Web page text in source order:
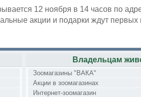
12 ноября в 14 часов по
акции и подарки ждут первых
Владельцам
Зоомагазины "ВАКА"
Акции в зоомагазинах
Интернет-зоомагазин